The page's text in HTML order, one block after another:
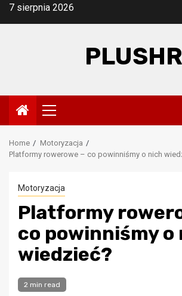
Skip7 sierpnia 2026
PLUSHR
Primary
Menu
Home
Motoryzacja
Platformy rowerowe – co powinniśmy o nich
Motoryzacja
Platformy
co powinniśmy o
wiedzieć?
2 min read